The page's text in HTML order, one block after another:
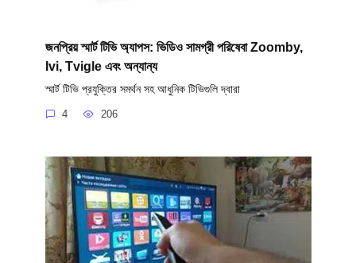
জনপ্রিয় স্মার্ট টিভি অ্যাপস: ভিডিও সামগ্রী পরিষেবা Zoomby,
Ivi, Tvigle এবং অন্যান্য
স্মার্ট টিভি প্রযুক্তির সমর্থন সহ আধুনিক টিভিগুলি দ্বারা
4 206